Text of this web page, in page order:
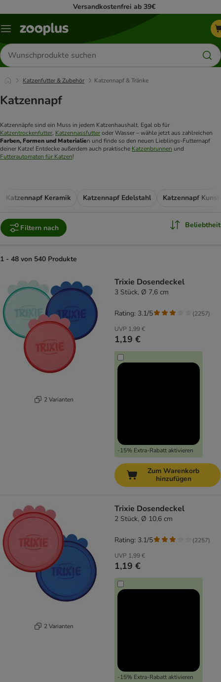
Versandkostenfrei ab 39€
Menü
Produkte
suchen
Katzenfutter & Zubehör Katzennapf & Tränke
Katzennapf
Katzentrockenfutter, Katzennassfutter
Farben, Formen und Materialien und finde so den neuen Lieblings-Futternapf
deiner Katze! Entdecke außerdem auch praktische Katzenbrunnen
Futterautomaten für Katzen
Katzennapf Keramik Katzennapf Edelstahl
Filtern nach Beliebtheit
1 - 48 von 540 Produkte
2 Varianten
Trixie Dosendeckel
3 Stück, Ø 7,6 cm
UVP 1,99 €
1,19 €
-15% Extra-Rabatt aktivieren
Rating: 3.1/5 (2257)
Zum Warenkorb
hinzufügen
2 Varianten
Trixie Dosendeckel
2 Stück, Ø 10,6 cm
UVP 1,99 €
1,19 €
-15% Extra-Rabatt aktivieren
Rating: 3.1/5 (2257)